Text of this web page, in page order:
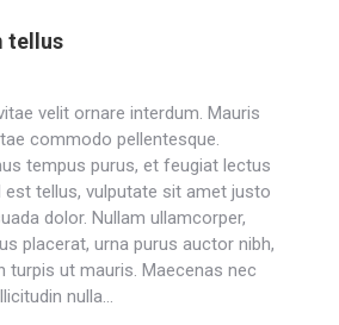
tellus
velit ornare interdum. Mauris
commodo pellentesque.
tempus purus, et feugiat lectus
est tellus, vulputate sit amet justo
dolor. Nullam ullamcorper,
placerat, urna purus auctor nibh,
turpis ut mauris. Maecenas nec
nulla…